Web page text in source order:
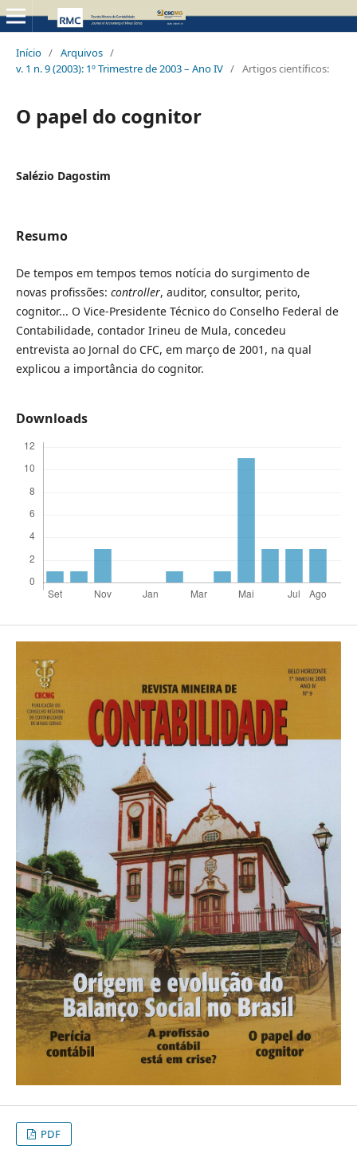
Início / Arquivos /
v. 1 n. 9 (2003): 1º Trimestre de 2003 – Ano IV / Artigos científicos:
O papel do cognitor
Salézio Dagostim
Resumo
De tempos em tempos temos notícia do surgimento de
novas profissões: controller, auditor, consultor, perito,
cognitor... O Vice-Presidente Técnico do Conselho Federal de
Contabilidade, contador Irineu de Mula, concedeu
entrevista ao Jornal do CFC, em março de 2001, na qual
explicou a importância do cognitor.
Downloads
PDF